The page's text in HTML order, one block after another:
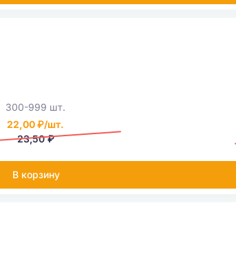
300-999 шт.
22,00 ₽/шт.
23,50 ₽
В корзину